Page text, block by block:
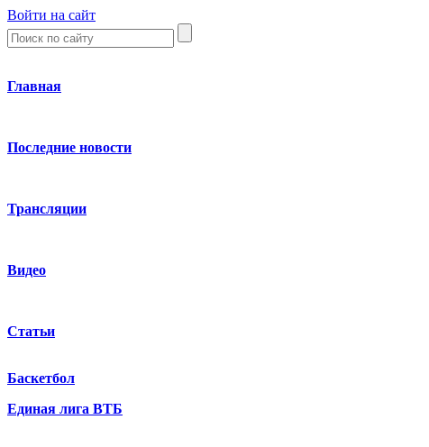
Войти на сайт
Главная
Последние новости
Трансляции
Видео
Статьи
Баскетбол
Единая лига ВТБ